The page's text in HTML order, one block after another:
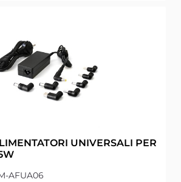
UNIVERSALI PER
AFUA06